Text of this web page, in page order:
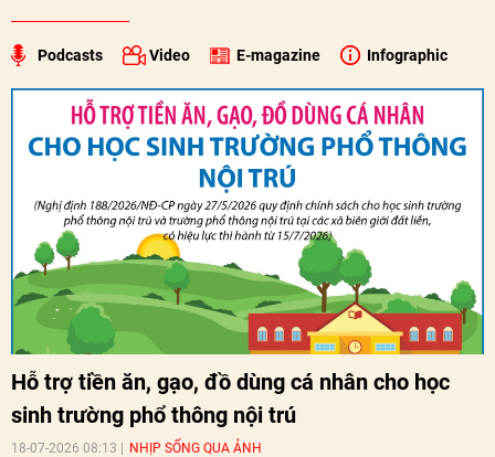
Podcasts Video E-magazine Infographic
Hỗ trợ tiền ăn, gạo, đồ dùng cá nhân cho học
sinh trường phổ thông nội trú
18-07-2026 08:13 NHỊP SỐNG QUA ẢNH